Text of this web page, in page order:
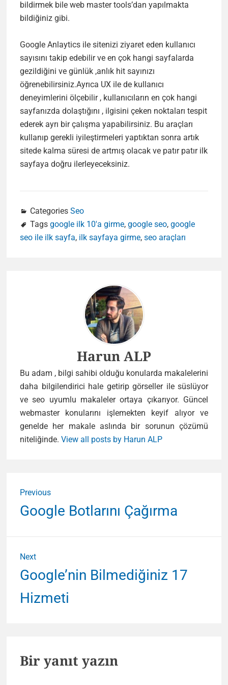
bildirmek bile web master tools’dan yapılmakta
bildiğiniz gibi.
Google Anlaytics ile sitenizi ziyaret eden kullanıcı
sayısını takip edebilir ve en çok hangi sayfalarda
gezildiğini ve günlük ,anlık hit sayınızı
öğrenebilirsiniz.Ayrıca UX ile de kullanıcı
deneyimlerini ölçebilir , kullanıcıların en çok hangi
sayfanızda dolaştığını , ilgisini çeken noktaları tespit
ederek ayrı bir çalışma yapabilirsiniz. Bu araçları
kullanıp gerekli iyileştirmeleri yaptıktan sonra artık
sitede kalma süresi de artmış olacak ve patır patır ilk
sayfaya doğru ilerleyeceksiniz.
Categories Seo
Tags google ilk 10'a girme, google seo, google
seo ile ilk sayfa, ilk sayfaya girme, seo araçları
Author
Harun ALP
Bu adam , bilgi sahibi olduğu konularda makalelerini
daha bilgilendirici hale getirip görseller ile süslüyor
ve seo uyumlu makaleler ortaya çıkarıyor. Güncel
webmaster konularını işlemekten keyif alıyor ve
genelde her makale aslında bir sorunun çözümü
niteliğinde. View all posts by Harun ALP
gezinmesi
Previous
Previous
post:
Google Botlarını Çağırma
Next
Next
post:
Google’nin Bilmediğiniz 17
Hizmeti
Bir yanıt yazın